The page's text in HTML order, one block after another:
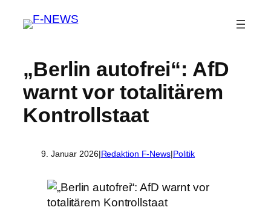
„Berlin autofrei“: AfD
warnt vor totalitärem
Kontrollstaat
9. Januar 2026|Redaktion F-News|Politik